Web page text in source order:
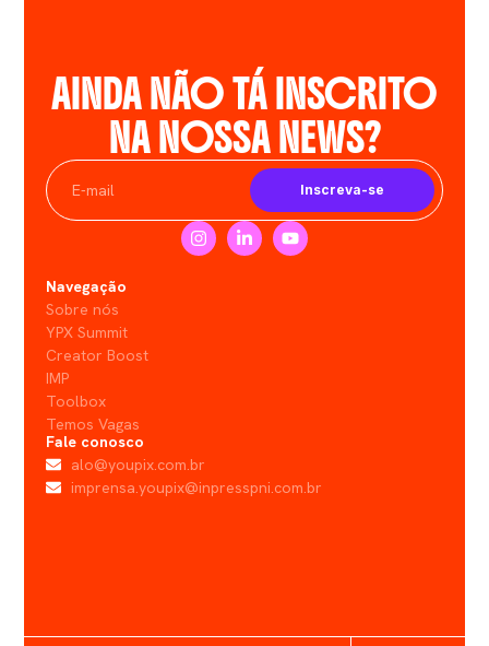
AINDA NÃO TÁ INSCRITO
NA NOSSA NEWS?
Inscreva-se
Navegação
Sobre nós
YPX Summit
Creator Boost
IMP
Toolbox
Temos Vagas
Fale conosco
alo@youpix.com.br
imprensa.youpix@inpresspni.com.br